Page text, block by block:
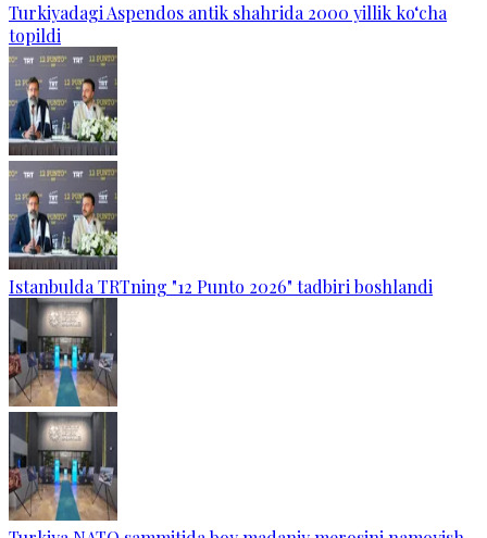
Turkiyadagi Aspendos antik shahrida 2000 yillik ko‘cha
topildi
Istanbulda TRTning "12 Punto 2026" tadbiri boshlandi